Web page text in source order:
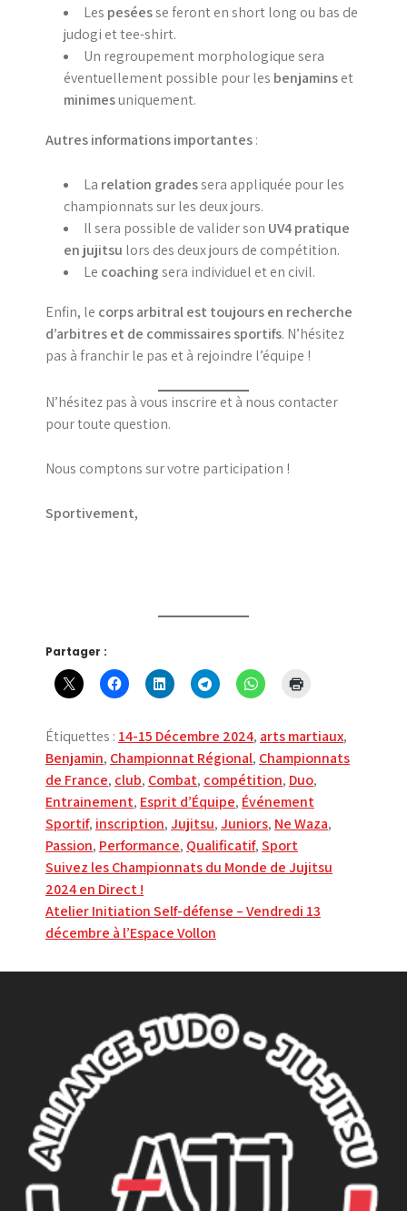
Les peséesse feront en short long ou bas de
judogi et tee-shirt.
Un regroupement morphologique sera
éventuellement possible pour les benjaminset
minimesuniquement.
Autres informations importantes:
La relation gradessera appliquée pour les
championnats sur les deux jours.
Il sera possible de valider son UV4 pratique
en jujitsu lors des deux jours de compétition.
Le coachingsera individuel et en civil.
Enfin, le corps arbitral est toujours en recherche
d’arbitres et de commissaires sportifs. N’hésitez
pas à franchir le pas et à rejoindre l’équipe !
N’hésitez pas à vous inscrire et à nous contacter
pour toute question.
Nous comptons sur votre participation !
Sportivement,
Partager :
Étiquettes : 14-15 Décembre 2024, arts martiaux,
Benjamin, Championnat Régional, Championnats
de France, club, Combat, compétition, Duo,
Entrainement, Esprit d’Équipe, Événement
Sportif, inscription,Jujitsu,Juniors, Ne Waza,
Passion, Performance, Qualificatif,Sport
Navigation
de
l’article
Suivez les Championnats du Monde de Jujitsu
2024 en Direct !
Atelier Initiation Self-défense – Vendredi 13
décembre à l’Espace Vollon